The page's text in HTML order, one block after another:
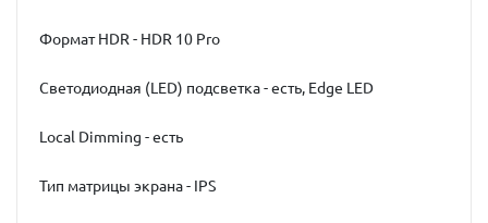
Формат HDR - HDR 10 Pro
Светодиодная (LED) подсветка - есть, Edge LED
Local Dimming - есть
Тип матрицы экрана - IPS